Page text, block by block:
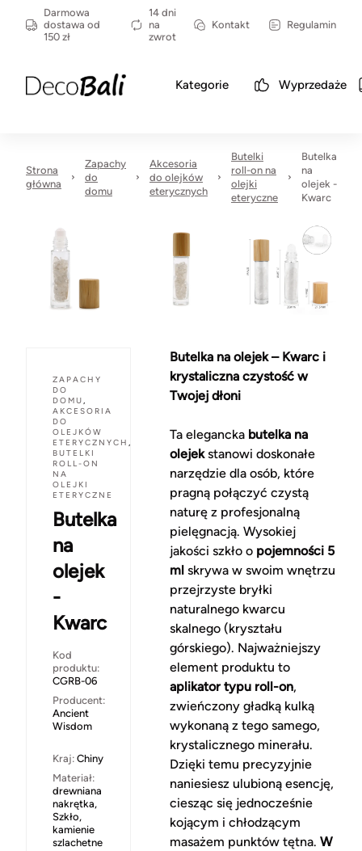
Darmowa
dostawa od
150 zł
14 dni
na
zwrot
Kontakt Regulamin
Kategorie Wyprzedaże
Strona
główna
Zapachy
do
domu
Akcesoria
do olejków
eterycznych
Butelki
roll-on na
olejki
eteryczne
Butelka
na
olejek -
Kwarc
ZAPACHY
DO
DOMU,
AKCESORIA
DO
OLEJKÓW
ETERYCZNYCH ,
BUTELKI
ROLL-ON
NA
OLEJKI
ETERYCZNE
Butelka
na
olejek
-
Kwarc
Kod
produktu:
CGRB-06
Producent:
Ancient
Wisdom
Kraj: Chiny
Materiał:
drewniana
nakrętka,
Szkło,
kamienie
szlachetne
Butelka na olejek – Kwarc i
krystaliczna czystość w
Twojej dłoni
Ta elegancka butelka na
olejekstanowi doskonałe
narzędzie dla osób, które
pragną połączyć czystą
naturę z profesjonalną
pielęgnacją. Wysokiej
jakości szkło o pojemności 5
ml skrywa w swoim wnętrzu
przejrzyste bryłki
naturalnego kwarcu
skalnego (kryształu
górskiego). Najważniejszy
element produktu to
aplikator typu roll-on,
zwieńczony gładką kulką
wykonaną z tego samego,
krystalicznego minerału.
Dzięki temu precyzyjnie
naniesiesz ulubioną esencję,
ciesząc się jednocześnie
kojącym i chłodzącym
masażem punktów tętna. W